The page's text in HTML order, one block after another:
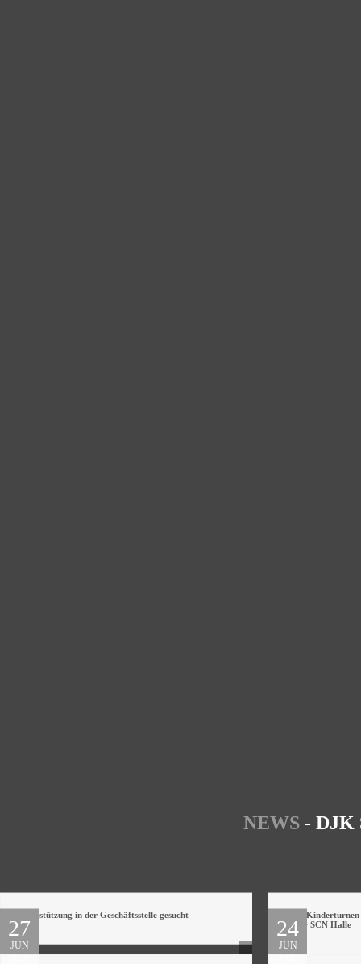
NEWS - DJK
27
JUN
2026
Unterstützung in der Geschäftsstelle gesucht
24
JUN
2026
Kein
in der SCN Halle